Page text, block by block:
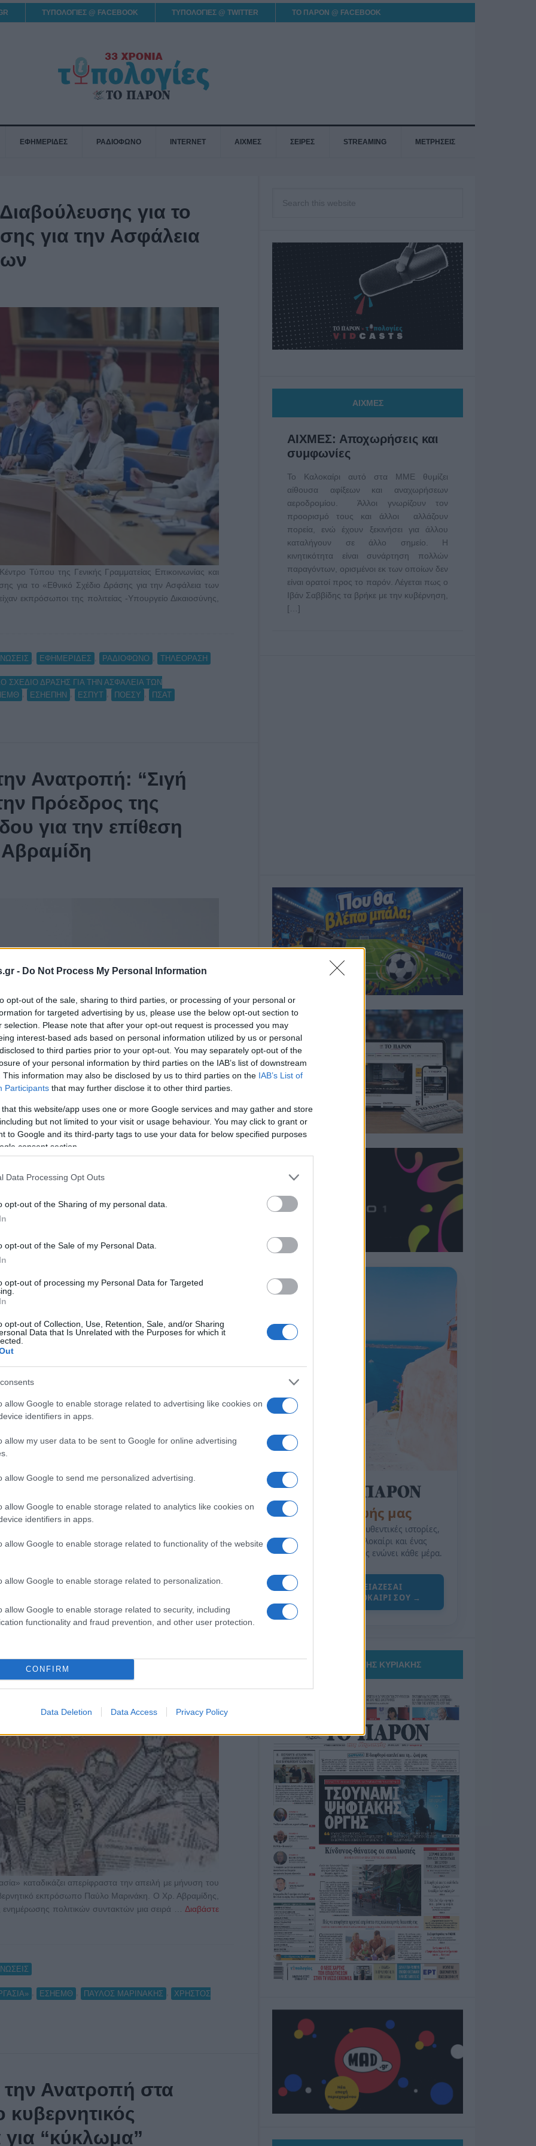
- Do Not Process My Personal Information
opt-out of the sale, sharing to third parties, or processing of your personal or
for targeted advertising by us, please use the below opt-out section to
selection. Please note that after your opt-out request is processed you may
interest-based ads based on personal information utilized by us or personal
to third parties prior to your opt-out. You may separately opt-out of the
of your personal information by third parties on the IAB’s list of downstream
This information may also be disclosed by us to third parties on the IAB’s List of
Participants that may further disclose it to other third parties.
that this website/app uses one or more Google services and may gather and store
but not limited to your visit or usage behaviour. You may click to grant or
to Google and its third-party tags to use your data for below specified purposes
consent section.
Data Processing Opt Outs
opt-out of the Sharing of my personal data.
opt-out of the Sale of my Personal Data.
opt-out of processing my Personal Data for Targeted
opt-out of Collection, Use, Retention, Sale, and/or Sharing
Data that Is Unrelated with the Purposes for which it
allow Google to enable storage related to advertising like cookies on
identifiers in apps.
allow my user data to be sent to Google for online advertising
allow Google to send me personalized advertising.
allow Google to enable storage related to analytics like cookies on
identifiers in apps.
allow Google to enable storage related to functionality of the website
allow Google to enable storage related to personalization.
allow Google to enable storage related to security, including
functionality and fraud prevention, and other user protection.
CONFIRM
Data Deletion Data Access Privacy Policy
ΤΥΠΟΛΟΓΙΕΣ @ FACEBOOK ΤΥΠΟΛΟΓΙΕΣ @ TWITTER ΤΟ ΠΑΡΟΝ @ FACEBOOK
ΕΦΗΜΕΡΙΔΕΣ ΡΑΔΙΟΦΩΝΟ INTERNET ΑΙΧΜΕΣ ΣΕΙΡΕΣ STREAMING ΜΕΤΡΗΣΕΙΣ
για το
για την Ασφάλεια
Τύπου της Γενικής Γραμματείας Επικοινωνίας και
για το «Εθνικό Σχέδιο Δράσης για την Ασφάλεια των
εκπρόσωποι της πολιτείας -Υπουργείο Δικαιοσύνης,
ΕΦΗΜΕΡΙΔΕΣ ΡΑΔΙΟΦΩΝΟ ΤΗΛΕΟΡΑΣΗ
ΣΧΕΔΙΟ ΔΡΑΣΗΣ ΓΙΑ ΤΗΝ ΑΣΦΑΛΕΙΑ ΤΩΝ
ΕΣΗΕΠΗΝ ΕΣΠΥΤ ΠΟΕΣΥ ΠΣΑΤ
Ανατροπή: “Σιγή
Πρόεδρος της
για την επίθεση
στην ΕΣΗΕΑ, η "Πρωτοβουλία για την Ανατροπή
κατέθεσε πρόταση Ψηφίσματος-Ανακοίνωσης για την
Μαρινάκη στο δημοσιογράφο Χρήστο Αβραμίδη και
ΑΝΤΩΝΙΑΔΟΥ
“Για την
εκπροσώπου
συναδέλφου Χρ.
καταδικάζει απερίφραστα την απειλή με μήνυση του
εκπρόσωπο Παύλο Μαρινάκη. Ο Χρ. Αβραμίδης,
πολιτικών συντακτών μια σειρά … Διαβάστε
ΕΣΗΕΜΘ ΠΑΥΛΟΣ ΜΑΡΙΝΑΚΗΣ
ΧΡΗΣΤΟΣ
την Ανατροπή στα
“κύκλωμα”
ΑΙΧΜΕΣ
ΑΙΧΜΕΣ: Αποχωρήσεις και
συμφωνίες
Το Καλοκαίρι αυτό στα ΜΜΕ θυμίζει
αίθουσα αφίξεων και αναχωρήσεων
αεροδρομίου. Άλλοι γνωρίζουν τον
προορισμό τους και άλλοι αλλάζουν
πορεία, ενώ έχουν ξεκινήσει για άλλου
καταλήγουν σε άλλο σημείο. Η
κινητικότητα είναι συνάρτηση πολλών
παραγόντων, ορισμένοι εκ των οποίων δεν
είναι ορατοί προς το παρόν. Λέγεται πως ο
Ιβάν Σαββίδης τα βρήκε με την κυβέρνηση,
[…]
Η ΣΤΗΛΗ ΜΑΣ
της Ζωής μας
Οι άνθρωποι, οι αυθεντικές ιστορίες,
το ελληνικό καλοκαίρι και ένας
πολιτισμός που μας ενώνει κάθε μέρα.
ΟΣΑ ΧΡΕΙΑΖΕΣΑΙ
ΓΙΑ ΤΟ ΚΑΛΟΚΑΙΡΙ ΣΟΥ →
ΤΟ ΠΑΡΟΝ ΤΗΣ ΚΥΡΙΑΚΗΣ